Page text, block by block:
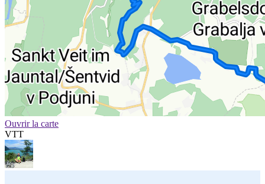
Ouvrir la carte
VTT